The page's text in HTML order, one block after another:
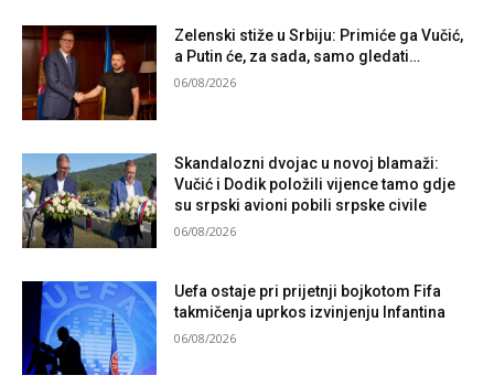
Zelenski stiže u Srbiju: Primiće ga Vučić,
a Putin će, za sada, samo gledati…
06/08/2026
Skandalozni dvojac u novoj blamaži:
Vučić i Dodik položili vijence tamo gdje
su srpski avioni pobili srpske civile
06/08/2026
Uefa ostaje pri prijetnji bojkotom Fifa
takmičenja uprkos izvinjenju Infantina
06/08/2026